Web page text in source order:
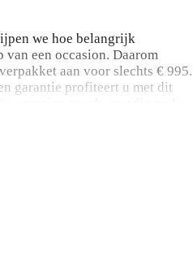
we hoe belangrijk
van een occasion. Daarom
aan voor slechts € 995.
garantie profiteert u met dit
occasion wordt grondig onder
onderhoudsbeurt, 12
pechhulp in heel Europa,
op meer dan 100 punten,
een complete interieur
onverwachte
eerste jaar of de eerste
dealer van